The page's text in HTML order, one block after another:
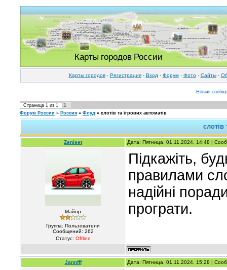
Карты городов России
Карты городов· Регистрация· Вход · Форум· Фото· Cайты·
Новые
Страница 1 из 1 1
Форум России » Россия » Флуд » слотів та ігрових автоматів
слотів
Zeniset Дата: Пятница, 01.11.2024, 14:48 |
Майор
Группа: Пользователи
Сообщений: 262
Статус: Offline
Підкажіть,
правилами
надійні
програти.
Jannfff Дата: Пятница, 01.11.2024, 15:28 |